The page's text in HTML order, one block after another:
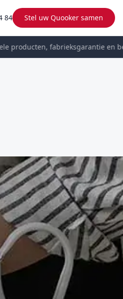
84 Stel uw Quooker samen
fabrieksgarantie en